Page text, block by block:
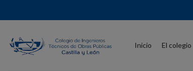
to
Inicio El colegio